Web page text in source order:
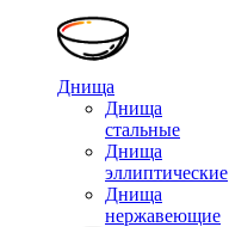
Днища
Днища
стальные
Днища
эллиптические
Днища
нержавеющие